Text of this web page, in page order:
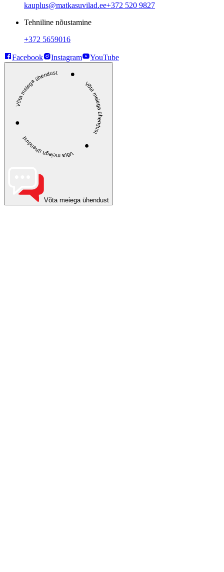
kauplus@matkasuvilad.ee+372 520 9827
Tehniline nõustamine
+372 5659016
Facebook Instagram YouTube
Võta meiega ühendust Võta meiega ühendust
Võta meiega ühendust
Võta meiega ühendust